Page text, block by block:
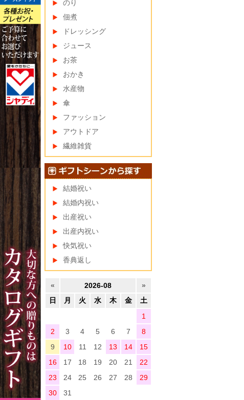
のり
佃煮
ドレッシング
ジュース
お茶
おかき
水産物
傘
ファッション
アウトドア
繊維雑貨
結婚祝い
結婚内祝い
出産祝い
出産内祝い
快気祝い
香典返し
« 2026-08
»
日
月 火 水 木 金
土
1
2
3 4 5 6 7
8
9
10 11 12 13 14
15
16
17 18 19 20 21
22
23
24 25 26 27 28
29
30
31